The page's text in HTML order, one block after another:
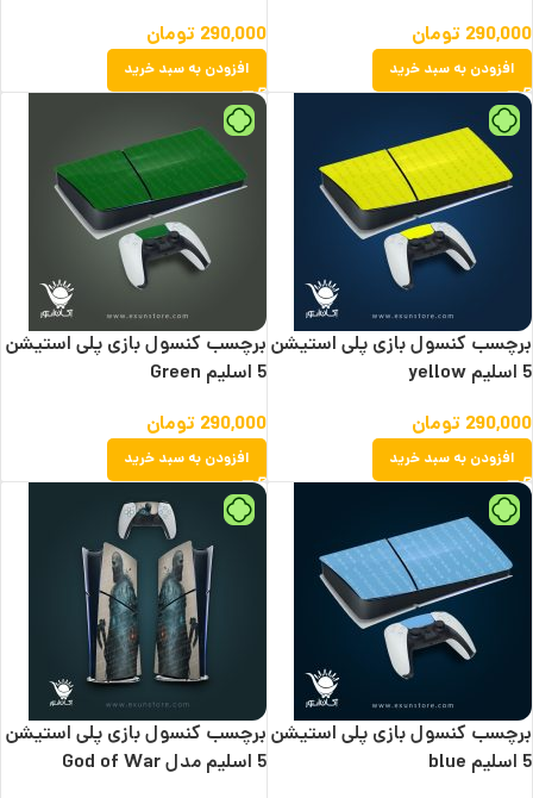
290,000 تومان
افزودن به سبد خرید
290,000 تومان
افزودن به سبد خرید
برچسب کنسول بازی پلی استیشن
5 اسلیم yellow
290,000 تومان
افزودن به سبد خرید
برچسب کنسول بازی پلی استیشن
5 اسلیم Green
290,000 تومان
افزودن به سبد خرید
برچسب کنسول بازی پلی استیشن
5 اسلیم blue
برچسب کنسول بازی پلی استیشن
5 اسلیم مدل God of War